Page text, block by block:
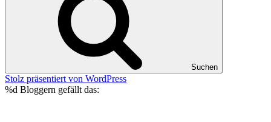
Suchen
Stolz präsentiert von WordPress
%d Bloggern gefällt das: